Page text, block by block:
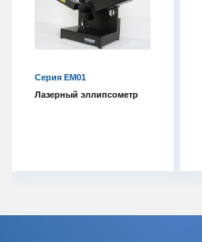
Серия EM01
Лазерный эллипсометр